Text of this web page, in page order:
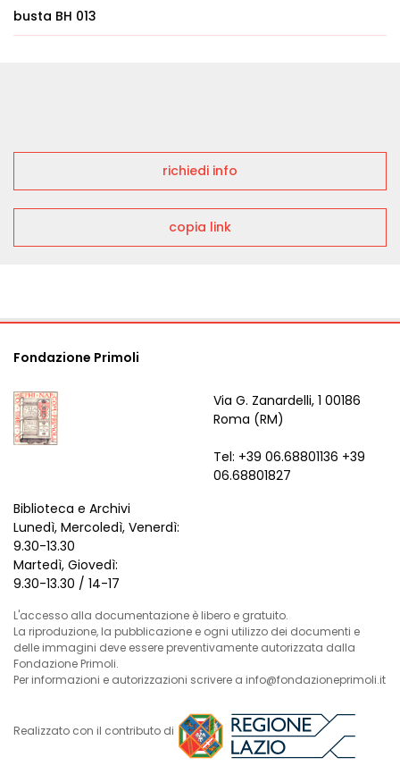
busta BH 013
richiedi info
copia link
Fondazione Primoli
Via G. Zanardelli, 1 00186
Roma (RM)
Tel: +39 06.68801136 +39
06.68801827
Biblioteca e Archivi
Lunedì, Mercoledì, Venerdì:
9.30-13.30
Martedì, Giovedì:
9.30-13.30 / 14-17
L'accesso alla documentazione è libero e gratuito.
La riproduzione, la pubblicazione e ogni utilizzo dei documenti e
delle immagini deve essere preventivamente autorizzata dalla
Fondazione Primoli.
Per informazioni e autorizzazioni scrivere a info@fondazioneprimoli.it
Realizzato con il contributo di